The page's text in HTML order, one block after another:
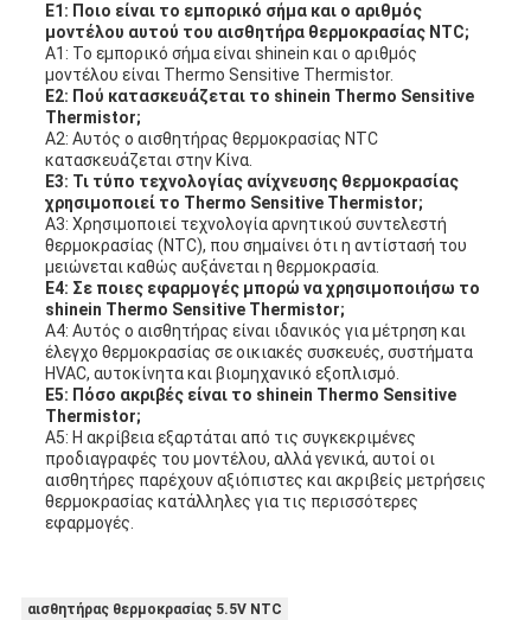
Ε1: Ποιο είναι το εμπορικό σήμα και ο αριθμός
μοντέλου αυτού του αισθητήρα θερμοκρασίας NTC;
Α1: Το εμπορικό σήμα είναι shinein και ο αριθμός
μοντέλου είναι Thermo Sensitive Thermistor.
Ε2: Πού κατασκευάζεται το shinein Thermo Sensitive
Thermistor;
Α2: Αυτός ο αισθητήρας θερμοκρασίας NTC
κατασκευάζεται στην Κίνα.
Ε3: Τι τύπο τεχνολογίας ανίχνευσης θερμοκρασίας
χρησιμοποιεί το Thermo Sensitive Thermistor;
Α3: Χρησιμοποιεί τεχνολογία αρνητικού συντελεστή
θερμοκρασίας (NTC), που σημαίνει ότι η αντίστασή του
μειώνεται καθώς αυξάνεται η θερμοκρασία.
Ε4: Σε ποιες εφαρμογές μπορώ να χρησιμοποιήσω το
shinein Thermo Sensitive Thermistor;
Α4: Αυτός ο αισθητήρας είναι ιδανικός για μέτρηση και
έλεγχο θερμοκρασίας σε οικιακές συσκευές, συστήματα
HVAC, αυτοκίνητα και βιομηχανικό εξοπλισμό.
Ε5: Πόσο ακριβές είναι το shinein Thermo Sensitive
Thermistor;
Α5: Η ακρίβεια εξαρτάται από τις συγκεκριμένες
προδιαγραφές του μοντέλου, αλλά γενικά, αυτοί οι
αισθητήρες παρέχουν αξιόπιστες και ακριβείς μετρήσεις
θερμοκρασίας κατάλληλες για τις περισσότερες
εφαρμογές.
αισθητήρας θερμοκρασίας 5.5V NTC